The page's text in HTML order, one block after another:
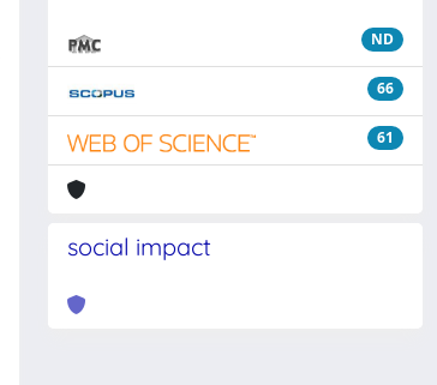
ND
66
61
social impact